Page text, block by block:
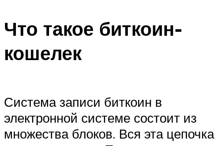
Что такое биткоин-
кошелек
Система записи биткоин в
электронной системе состоит из
множества блоков. Вся эта цепочка